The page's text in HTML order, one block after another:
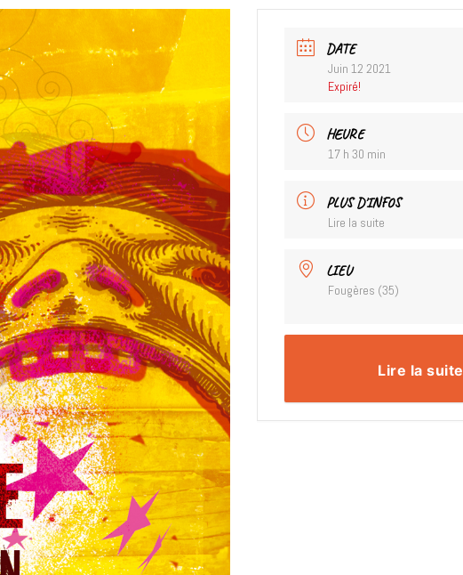
DATE
Juin 12 2021
Expiré!
HEURE
17 h 30 min
PLUS D'INFOS
Lire la suite
LIEU
Fougères (35)
Lire la suite